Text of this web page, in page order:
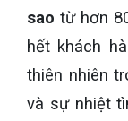
sao từ hơn
hết khách
thiên nhiên
và sự nhiệt